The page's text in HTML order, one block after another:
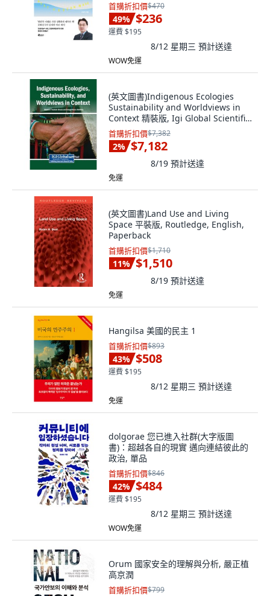
首購折扣價$470
49% $236
運費 $195
8/12 星期三 預計送達
WOW免運
(英文圖書)Indigenous Ecologies
Sustainability and Worldviews in
Context 精裝版, Igi Global Scientific
Publi..., 英文
首購折扣價$7,382
2% $7,182
8/19 預計送達
免運
(英文圖書)Land Use and Living
Space 平裝版, Routledge, English,
Paperback
首購折扣價$1,710
11% $1,510
8/19 預計送達
免運
Hangilsa 美國的民主 1
首購折扣價$893
43% $508
運費 $195
8/12 星期三 預計送達
免運
dolgorae 您已進入社群(大字版圖
書)：超越各自的現實 邁向連結彼此的
政治, 單品
首購折扣價$846
42% $484
運費 $195
8/12 星期三 預計送達
WOW免運
Orum 國家安全的理解與分析, 嚴正植
高京潤
首購折扣價$799